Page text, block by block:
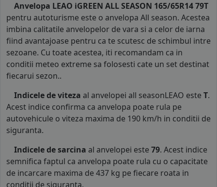
Anvelopa LEAO iGREEN ALL SEASON 165/65R14 79T
pentru autoturisme este o anvelopa All season. Acestea
imbina calitatile anvelopelor de vara si a celor de iarna
fiind avantajoase pentru ca te scutesc de schimbul intre
sezoane. Cu toate acestea, iti recomandam ca in
conditii meteo extreme sa folosesti cate un set destinat
fiecarui sezon..
Indicele de viteza al anvelopei all seasonLEAO este T.
Acest indice confirma ca anvelopa poate rula pe
autovehicule o viteza maxima de 190 km/h in conditii de
siguranta.
Indicele de sarcina al anvelopei este 79. Acest indice
semnifica faptul ca anvelopa poate rula cu o capacitate
de incarcare maxima de 437 kg pe fiecare roata in
conditii de siguranta.